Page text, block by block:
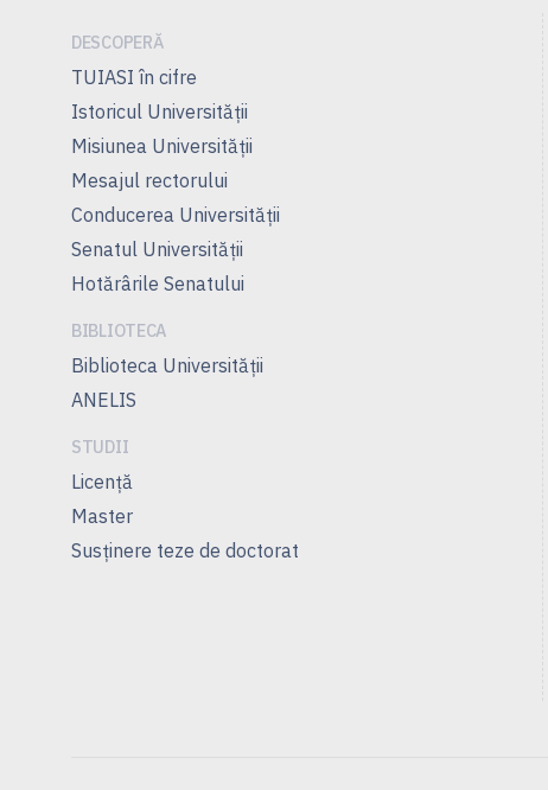
DESCOPERĂ
TUIASI în cifre
Istoricul Universităţii
Misiunea Universităţii
Mesajul rectorului
Conducerea Universităţii
Senatul Universității
Hotărârile Senatului
BIBLIOTECA
Biblioteca Universității
ANELIS
STUDII
Licenţă
Master
Susţinere teze de doctorat